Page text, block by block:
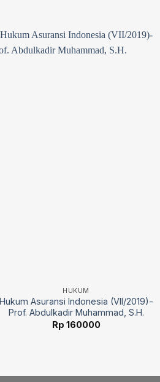
HUKUM
Hukum Asuransi Indonesia (VII/2019)-
Prof. Abdulkadir Muhammad, S.H.
Rp 160000